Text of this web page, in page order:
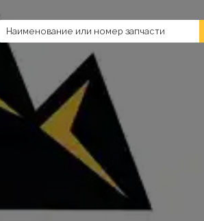
Наименование или номер запчасти